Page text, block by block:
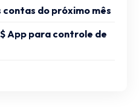
contas do próximo mês
App para controle de